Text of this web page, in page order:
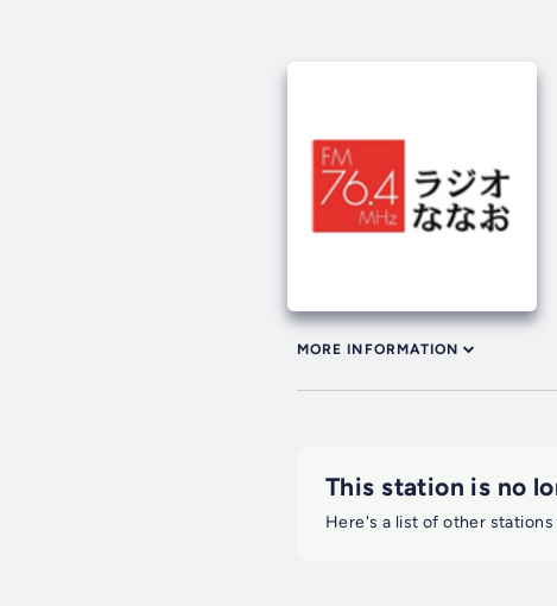
MORE INFORMATION
This station is no
Here's a list of other